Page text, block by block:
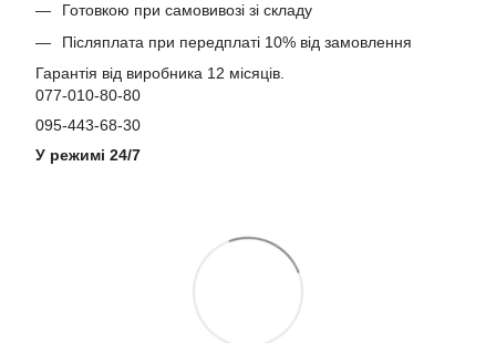
Готовкою при самовивозі зі складу
Післяплата при передплаті 10% від замовлення
Гарантія від виробника 12 місяців.
077-010-80-80
095-443-68-30
У режимі 24/7